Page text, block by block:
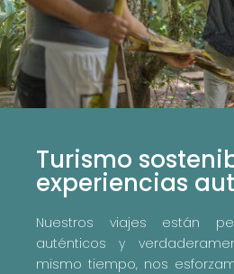
Turismo
experiencias
Nuestros viajes están
auténticos y
mismo tiempo, nos